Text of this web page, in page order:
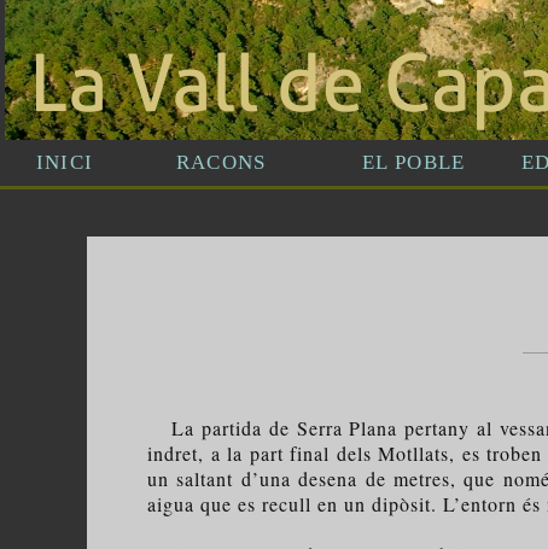
La partida de Serra Plana pertany al
indret, a la part final dels Motllats, es
un saltant d’una desena de metres, que
aigua que es recull en un dipòsit. L’entorn